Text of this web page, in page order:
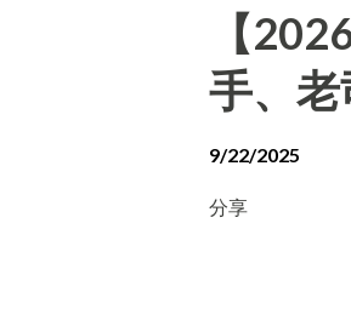
【
手、老
9/22/2025
分享